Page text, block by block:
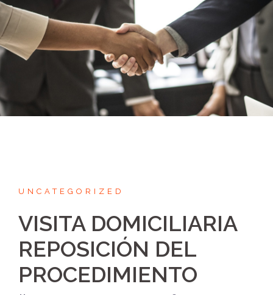
UNCATEGORIZED
VISITA DOMICILIARIA
REPOSICIÓN DEL
PROCEDIMIENTO